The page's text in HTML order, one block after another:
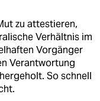
zu attestieren,
Verhältnis im
Vorgänger
Verantwortung
So schnell